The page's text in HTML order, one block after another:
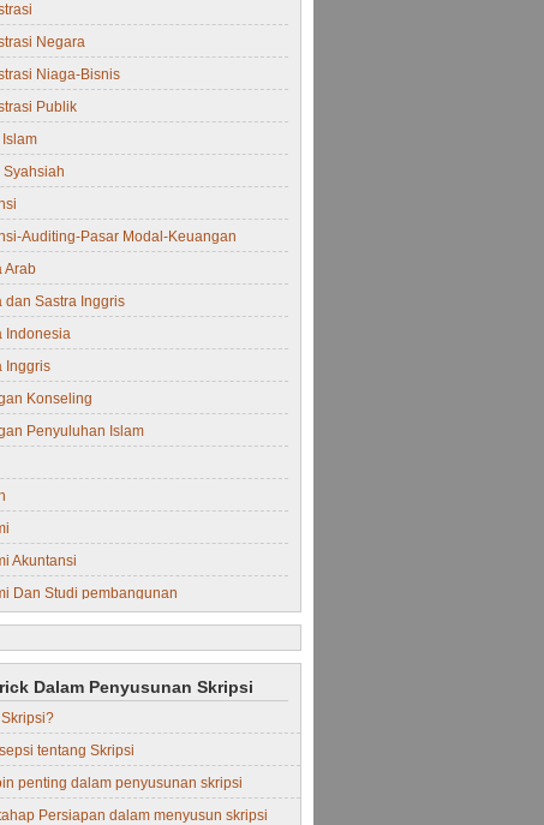
Negara
Niaga-Bisnis
Publik
Auditing-Pasar Modal-Keuangan
Arab
dan Sastra Inggris
Indonesia
Inggris
Konseling
Penyuluhan Islam
Akuntansi
Dan Studi pembangunan
Manajemen
Perdata
Dalam Penyusunan Skripsi
tentang Skripsi
penting dalam penyusunan skripsi
Persiapan dalam menyusun skripsi